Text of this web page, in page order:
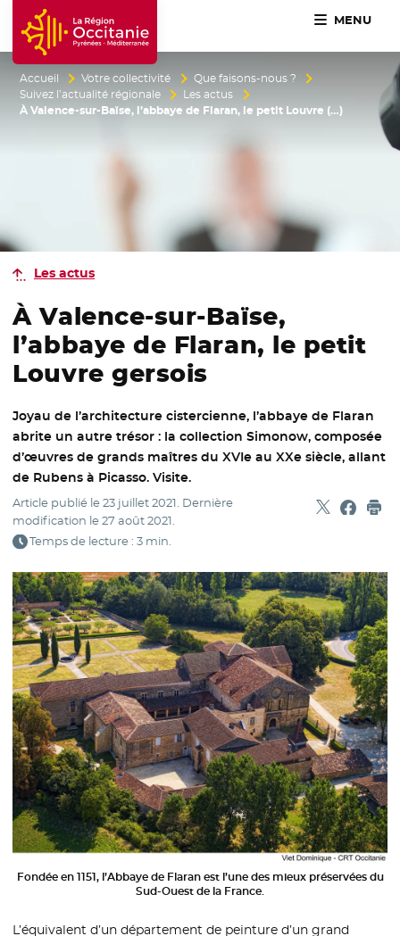
Accueil Région Occitanie / Pyrénées-Méditerranée
MENU
Accueil Votre collectivité
Que faisons-nous ?
Suivez l’actualité régionale
Les actus
À Valence-sur-Baïse, l’abbaye de Flaran, le petit Louvre (…)
Les actus
À Valence-sur-Baïse,
l’abbaye de Flaran, le petit
Louvre gersois
Joyau de l’architecture cistercienne, l’abbaye de Flaran
abrite un autre trésor : la collection Simonow, composée
d’œuvres de grands maîtres du XVIe au XXe siècle, allant
de Rubens à Picasso. Visite.
Article publié le23 juillet 2021. Dernière
modification le27 août 2021.
Temps de lecture : 3 min.
Partager
- Nouvelle
-
Fondée en 1151, l’Abbaye de Flaran est l’une des mieux préservées du
Sud-Ouest de la France.
L’équivalent d’un département de peinture d’un grand